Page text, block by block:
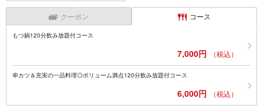
クーポン コース
もつ鍋120分飲み放題付コース
7,000円 （税込）
串カツ＆充実の一品料理◎ボリューム満点120分飲み放題付コース
6,000円 （税込）